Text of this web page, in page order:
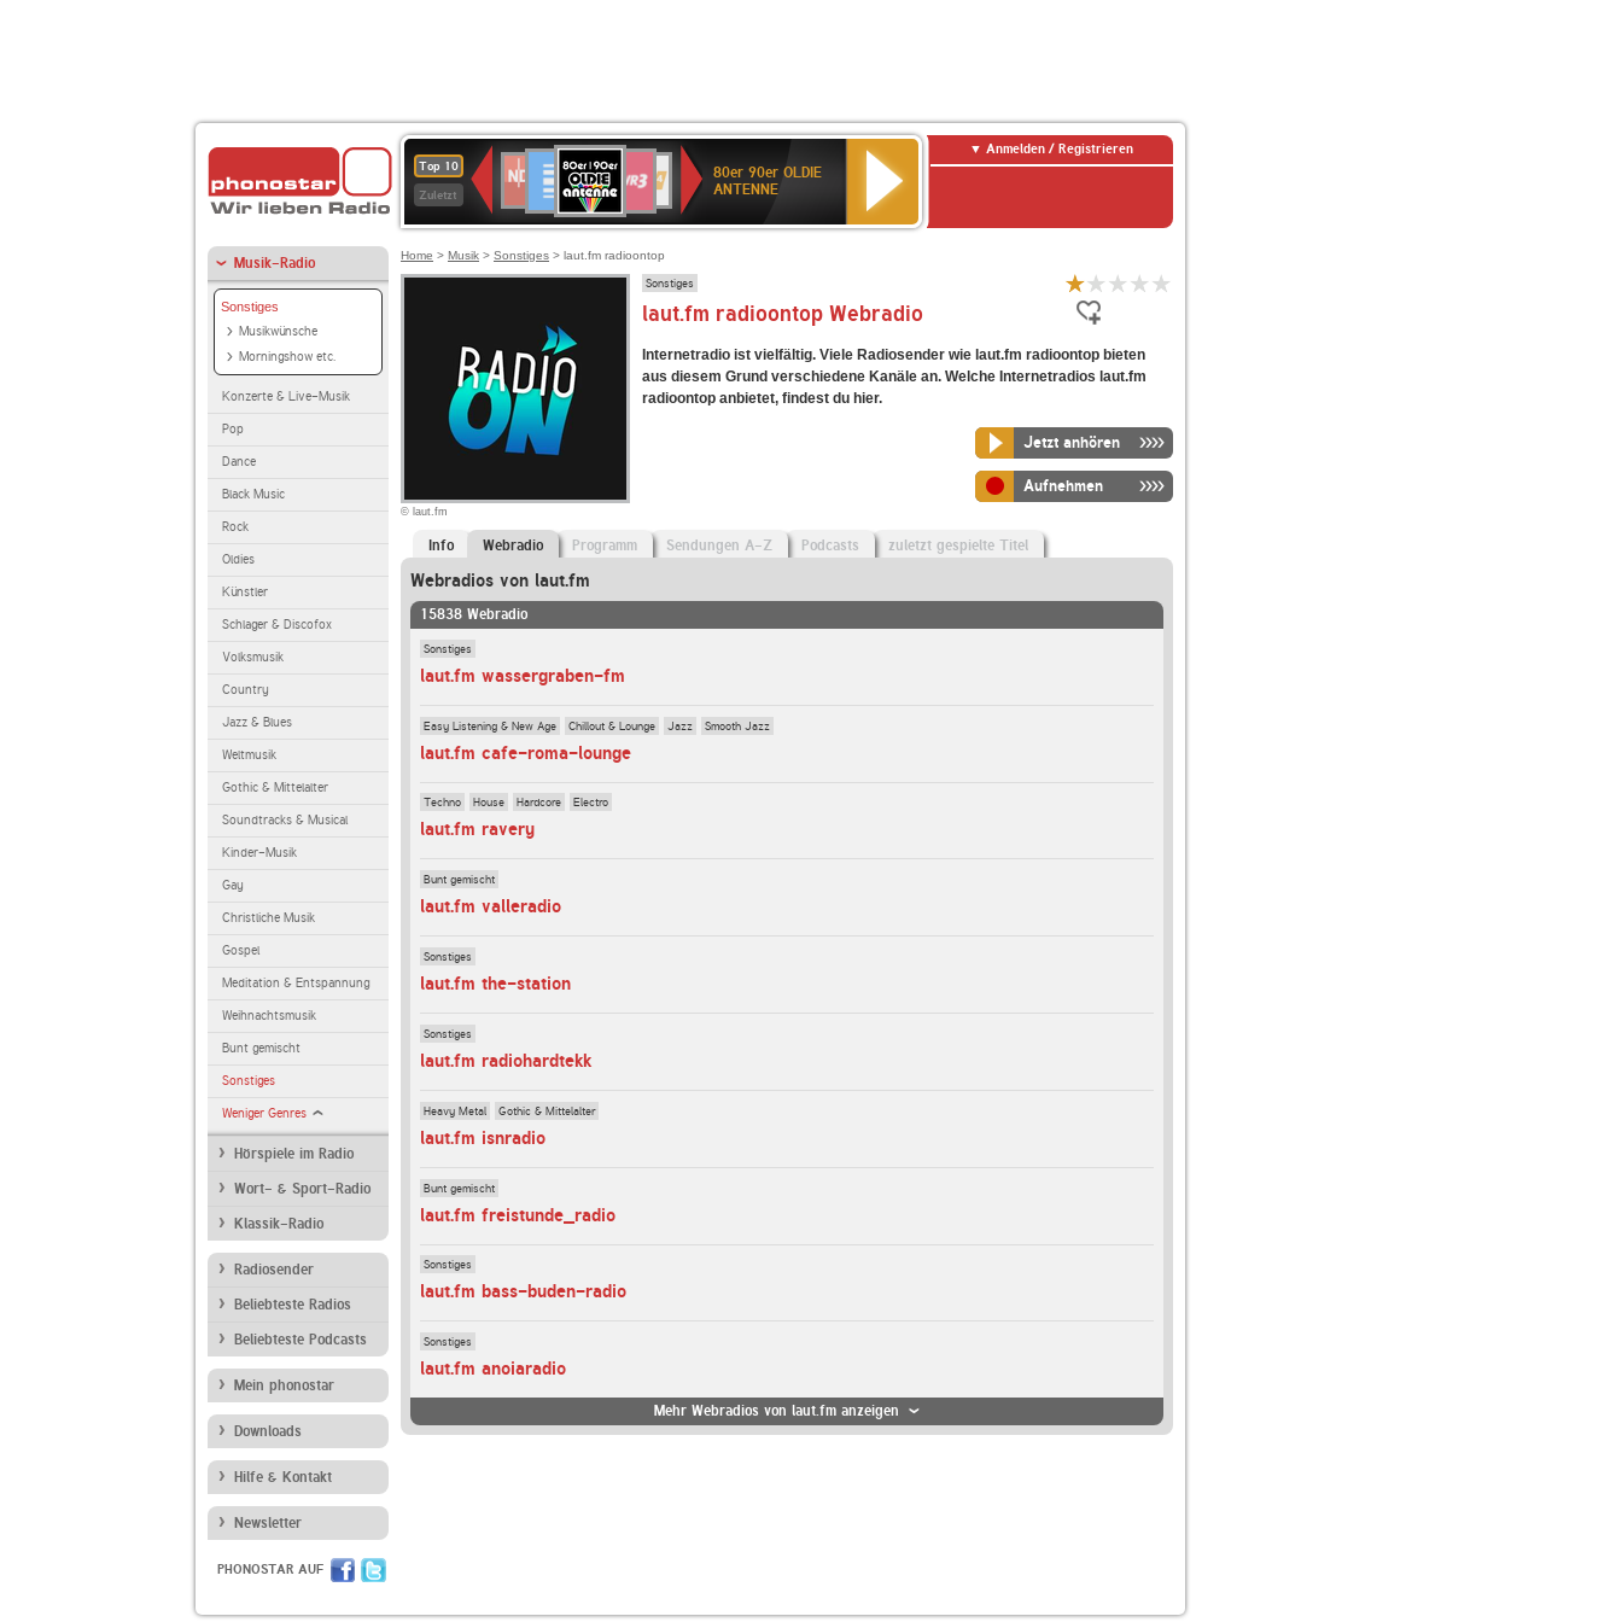
Top 10
Zuletzt
Deutschlandfunk
80er
90er
OLDIE
ANTENNE
SWR3
SWR
Kultur
NDR
2
80er 90er OLDIE
ANTENNE
Anmelden / Registrieren
Musik-Radio
Sonstiges
Musikwünsche
Morningshow etc.
Konzerte & Live-Musik
Pop
Dance
Black Music
Rock
Oldies
Künstler
Schlager & Discofox
Volksmusik
Country
Jazz & Blues
Weltmusik
Gothic & Mittelalter
Soundtracks & Musical
Kinder-Musik
Gay
Christliche Musik
Gospel
Meditation & Entspannung
Weihnachtsmusik
Bunt gemischt
Sonstiges
Weniger Genres
Hörspiele im Radio
Wort- & Sport-Radio
Klassik-Radio
Radiosender
Beliebteste Radios
Beliebteste Podcasts
Mein phonostar
Downloads
Hilfe & Kontakt
Newsletter
PHONOSTAR AUF
Home > Musik > Sonstiges > laut.fm radioontop
© laut.fm
Sonstiges
laut.fm radioontop Webradio
Internetradio ist vielfältig. Viele Radiosender wie laut.fm radioontop bieten
aus diesem Grund verschiedene Kanäle an. Welche Internetradios laut.fm
radioontop anbietet, findest du hier.
Jetzt anhören
Aufnehmen
Info Webradio Programm Sendungen A-Z Podcasts zuletzt gespielte Titel
Webradios von laut.fm
15838 Webradio
Sonstiges
laut.fm wassergraben-fm
Easy Listening & New Age Chillout & Lounge Jazz Smooth Jazz
laut.fm cafe-roma-lounge
Techno House Hardcore Electro
laut.fm ravery
Bunt gemischt
laut.fm valleradio
Sonstiges
laut.fm the-station
Sonstiges
laut.fm radiohardtekk
Heavy Metal Gothic & Mittelalter
laut.fm isnradio
Bunt gemischt
laut.fm freistunde_radio
Sonstiges
laut.fm bass-buden-radio
Sonstiges
laut.fm anoiaradio
Mehr Webradios von laut.fm anzeigen